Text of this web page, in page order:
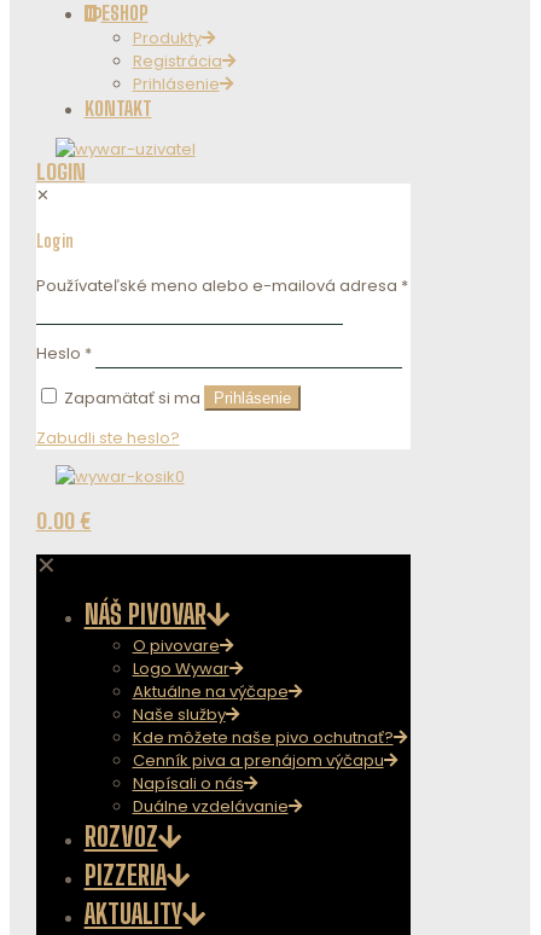
ESHOP
Produkty
Registrácia
Prihlásenie
KONTAKT
LOGIN
✕
Login
Používateľské meno alebo e-mailová adresa *
Heslo *
Zapamätať si ma
Prihlásenie
Zabudli ste heslo?
0
0.00 €
✕
NÁŠ PIVOVAR
O pivovare
Logo Wywar
Aktuálne na výčape
Naše služby
Kde môžete naše pivo ochutnať?
Cenník piva a prenájom výčapu
Napísali o nás
Duálne vzdelávanie
ROZVOZ
PIZZERIA
AKTUALITY